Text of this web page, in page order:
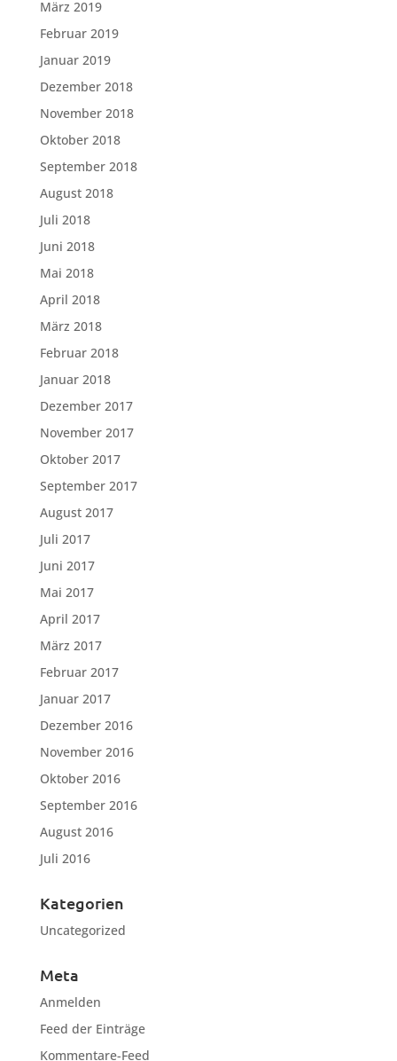
März 2019
Februar 2019
Januar 2019
Dezember 2018
November 2018
Oktober 2018
September 2018
August 2018
Juli 2018
Juni 2018
Mai 2018
April 2018
März 2018
Februar 2018
Januar 2018
Dezember 2017
November 2017
Oktober 2017
September 2017
August 2017
Juli 2017
Juni 2017
Mai 2017
April 2017
März 2017
Februar 2017
Januar 2017
Dezember 2016
November 2016
Oktober 2016
September 2016
August 2016
Juli 2016
Kategorien
Uncategorized
Meta
Anmelden
Feed der Einträge
Kommentare-Feed